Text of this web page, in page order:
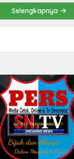
Selengkapnya